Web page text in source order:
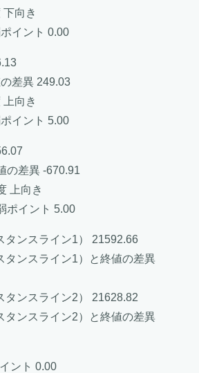
向き
イント 0.00
差異 249.03
向き
イント 5.00
の差異 -670.91
上向き
ポイント 5.00
タンスライン1） 21592.66
タンスライン1）と終値の差異
タンスライン2） 21628.82
タンスライン2）と終値の差異
ント 0.00